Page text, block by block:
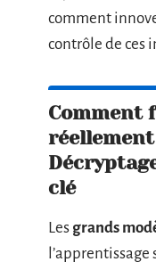
comment
contrôle de ces
Comment
clé
Les grands